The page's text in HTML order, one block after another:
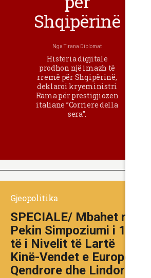
Shqipërinë
NgaTirana Diplomat
Histeria digjitale
prodhon një imazh të
rremë për Shqipërinë,
deklaroi kryeministri
Rama për prestigjiozen
italiane ”Corriere della
sera”.
Gjeopolitika
SPECIALE/ Mbahet në
Pekin Simpoziumi i 10-
të i Nivelit të Lartë
Kinë-Vendet e Europës
Qendrore dhe Lindore